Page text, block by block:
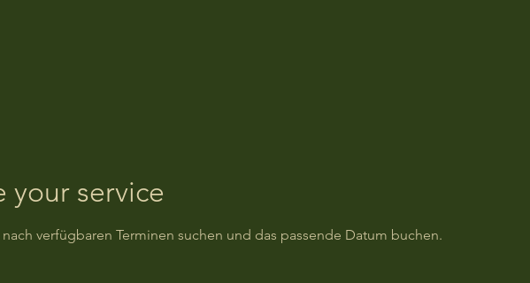
your service
verfügbaren Terminen suchen und das passende Datum buchen.